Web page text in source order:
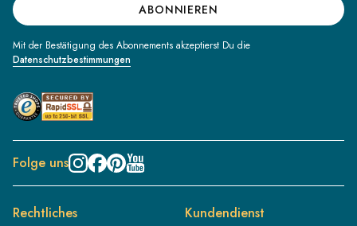
ABONNIEREN
Mit der Bestätigung des Abonnements akzeptierst Du die
Datenschutzbestimmungen
Folge uns
Rechtliches Kundendienst